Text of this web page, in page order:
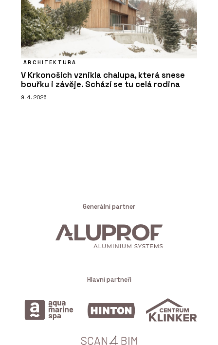
ARCHITEKTURA
V Krkonoších vznikla chalupa, která snese
bouřku i závěje. Schází se tu celá rodina
9. 4. 2026
Generální partner
Hlavní partneři